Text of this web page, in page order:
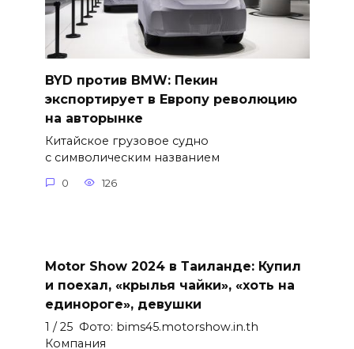
BYD против BMW: Пекин
экспортирует в Европу революцию
на авторынке
Китайское грузовое судно
с символическим названием
0 126
Motor Show 2024 в Таиланде: Купил
и поехал, «крылья чайки», «хоть на
единороге», девушки
1 / 25 Фото: bims45.motorshow.in.th
Компания